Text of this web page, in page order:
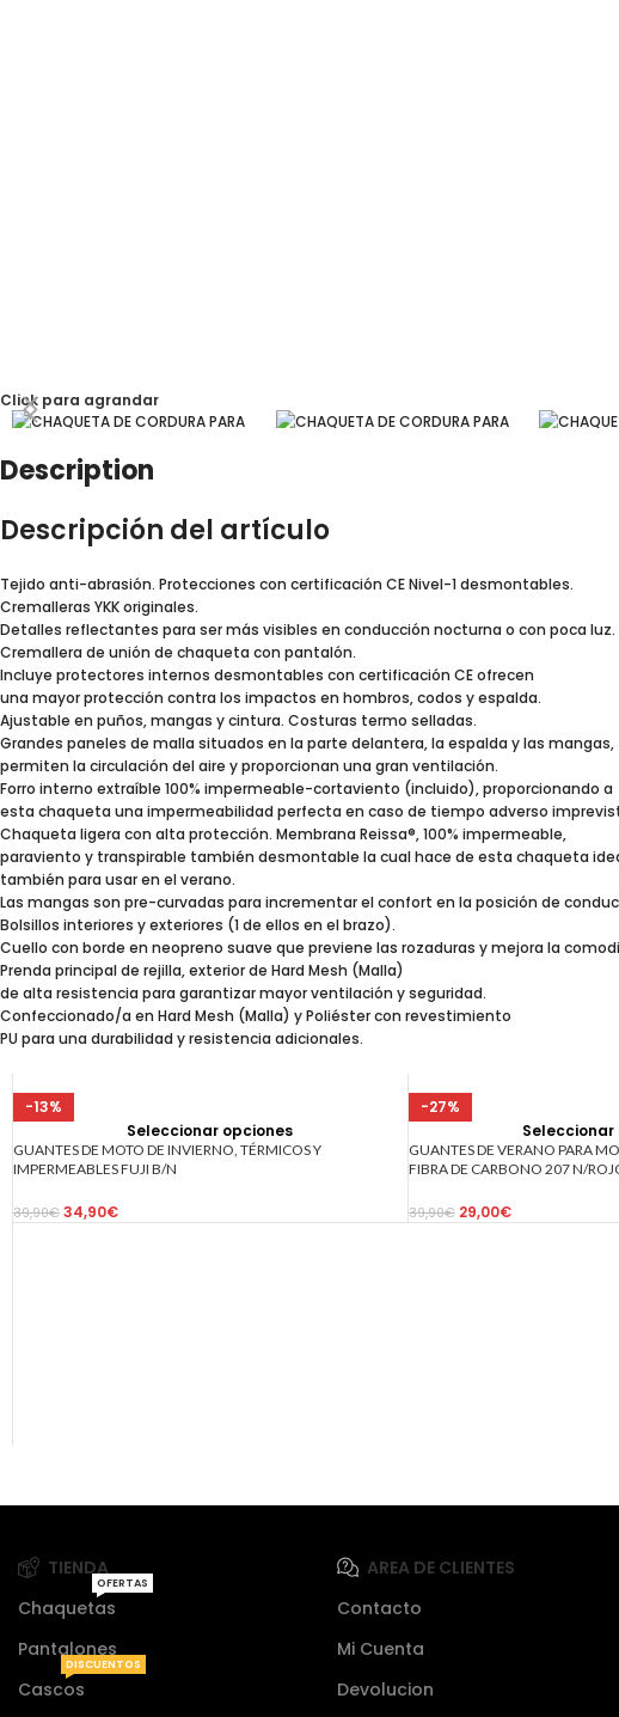
Click para agrandar
Description
Descripción del artículo
Tejido anti-abrasión. Protecciones con certificación CE Nivel-1 desmontables.
Cremalleras YKK originales.
Detalles reflectantes para ser más visibles en conducción nocturna o con poca luz.
Cremallera de unión de chaqueta con pantalón.
Incluye protectores internos desmontables con certificación CE ofrecen
una mayor protección contra los impactos en hombros, codos y espalda.
Ajustable en puños, mangas y cintura. Costuras termo selladas.
Grandes paneles de malla situados en la parte delantera, la espalda y las mangas,
permiten la circulación del aire y proporcionan una gran ventilación.
Forro interno extraíble 100% impermeable-cortaviento (incluido), proporcionando a
esta chaqueta una impermeabilidad perfecta en caso de tiempo adverso
Chaqueta ligera con alta protección. Membrana Reissa®, 100% impermeable,
paraviento y transpirable también desmontable la cual hace de esta chaqueta
también para usar en el verano.
Las mangas son pre-curvadas para incrementar el confort en la posición de
Bolsillos interiores y exteriores (1 de ellos en el brazo).
Cuello con borde en neopreno suave que previene las rozaduras y mejora la
Prenda principal de rejilla, exterior de Hard Mesh (Malla)
de alta resistencia para garantizar mayor ventilación y seguridad.
Confeccionado/a en Hard Mesh (Malla) y Poliéster con revestimiento
PU para una durabilidad y resistencia adicionales.
-13%
Seleccionar opciones
GUANTES DE MOTO DE INVIERNO, TÉRMICOS Y
IMPERMEABLES FUJI B/N
39,90€ 34,90€
-27%
Seleccionar
GUANTES DE VERANO PARA
FIBRA DE CARBONO 207 N/
39,90€ 29,00€
TIENDA
Chaquetas
OFERTAS
Pantalones
Cascos
DISCUENTOS
AREA DE CLIENTES
Contacto
Mi Cuenta
Devolucion